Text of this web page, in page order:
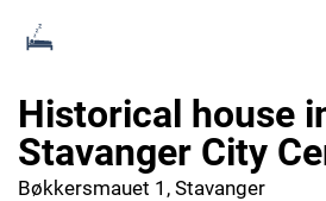
Historical house
Stavanger City
Bøkkersmauet 1, Stavanger